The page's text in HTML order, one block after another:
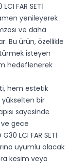
FAR SETİ
yenileyerek
ve daha
Bu ürün, özellikle
isteyen
hedeflenerek
hem estetik
yükselten bir
sayesinde
gece
LCI FAR SETİ
uyumlu olacak
kesim veya